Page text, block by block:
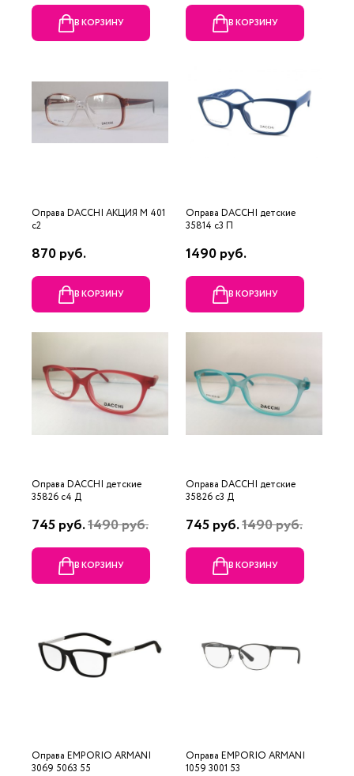
В КОРЗИНУ В КОРЗИНУ
Оправа DACCHI АКЦИЯ М 401
c2
870 руб.
В КОРЗИНУ
Оправа DACCHI детские
35814 c3 П
1490 руб.
В КОРЗИНУ
Оправа DACCHI детские
35826 c4 Д
745 руб.1490 руб.
В КОРЗИНУ
Оправа DACCHI детские
35826 c3 Д
745 руб.1490 руб.
В КОРЗИНУ
Оправа EMPORIO ARMANI
3069 5063 55
Оправа EMPORIO ARMANI
1059 3001 53